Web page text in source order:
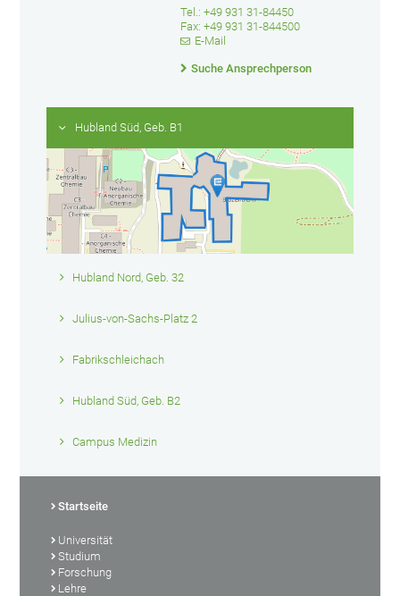
Tel.: +49 931 31-84450
Fax: +49 931 31-844500
E-Mail
Suche Ansprechperson
Hubland Süd, Geb. B1
Hubland Nord, Geb. 32
Julius-von-Sachs-Platz 2
Fabrikschleichach
Hubland Süd, Geb. B2
Campus Medizin
Startseite
Universität
Studium
Forschung
Lehre